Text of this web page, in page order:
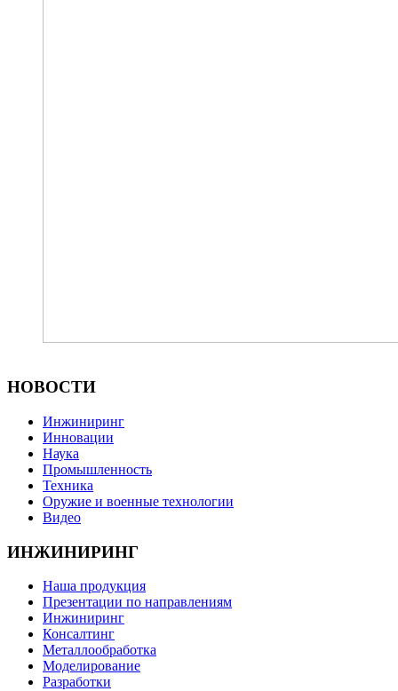
НОВОСТИ
Инжиниринг
Инновации
Наука
Промышленность
Техника
Оружие и военные технологии
Видео
ИНЖИНИРИНГ
Наша продукция
Презентации по направлениям
Инжиниринг
Консалтинг
Металлообработка
Моделирование
Разработки